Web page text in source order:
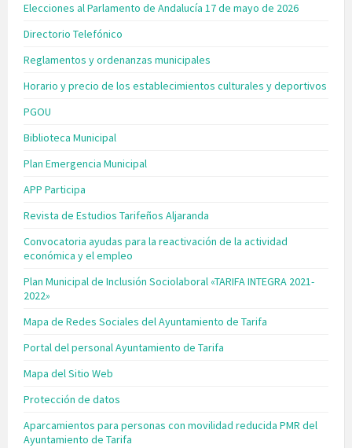
Elecciones al Parlamento de Andalucía 17 de mayo de 2026
Directorio Telefónico
Reglamentos y ordenanzas municipales
Horario y precio de los establecimientos culturales y deportivos
PGOU
Biblioteca Municipal
Plan Emergencia Municipal
APP Participa
Revista de Estudios Tarifeños Aljaranda
Convocatoria ayudas para la reactivación de la actividad
económica y el empleo
Plan Municipal de Inclusión Sociolaboral «TARIFA INTEGRA 2021-
2022»
Mapa de Redes Sociales del Ayuntamiento de Tarifa
Portal del personal Ayuntamiento de Tarifa
Mapa del Sitio Web
Protección de datos
Aparcamientos para personas con movilidad reducida PMR del
Ayuntamiento de Tarifa